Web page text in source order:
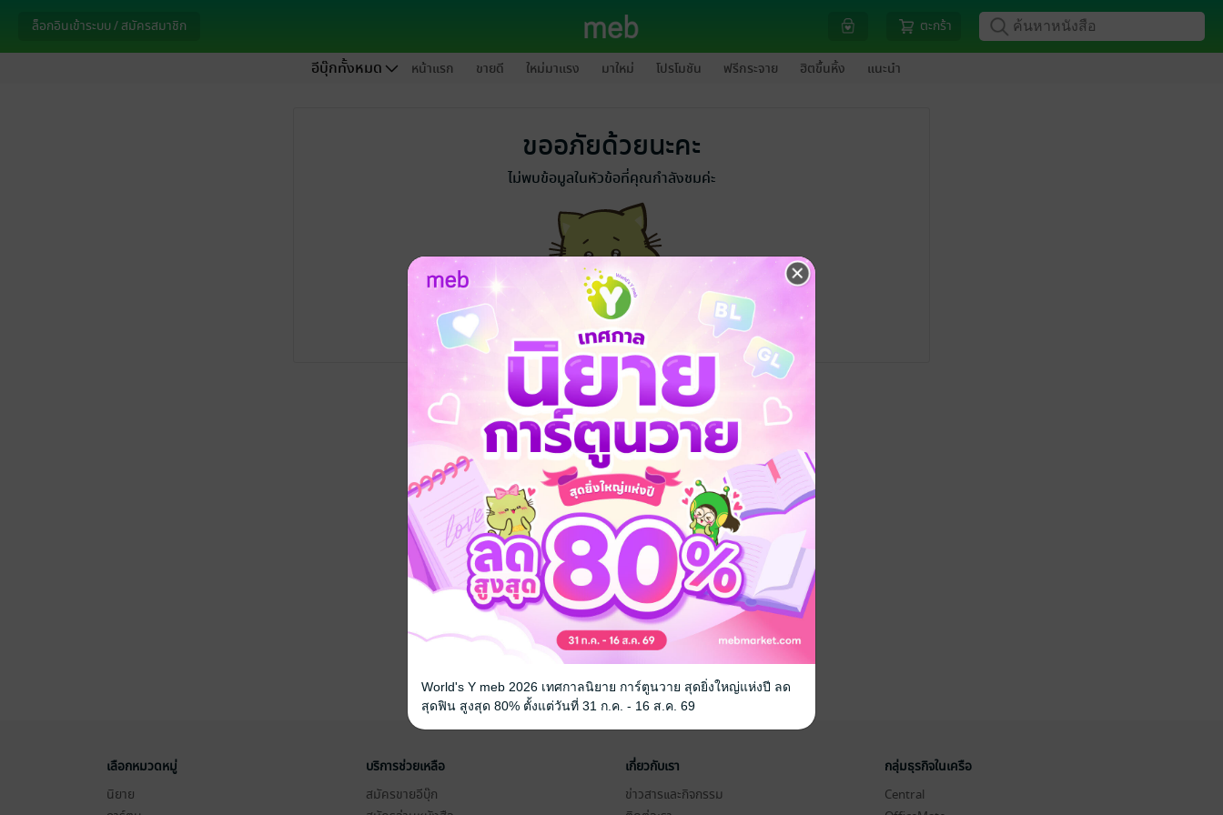
ล็อกอินเข้าระบบ / สมัครสมาชิก ตะกร้า
อีบุ๊กทั้งหมด หน้าแรก ขายดี ใหม่มาแรง มาใหม่ โปรโมชัน ฟรีกระจาย ฮิตขึ้นหิ้ง แนะนำ
ขออภัยด้วยนะคะ
ไม่พบข้อมูลในหัวข้อที่คุณกำลังชมค่ะ
เลือกหมวดหมู่
นิยาย
บริการช่วยเหลือ
สมัครขายอีบุ๊ก
เกี่ยวกับเรา
ข่าวสารและกิจกรรม
กลุ่มธุรกิจในเครือ
Central
World's Y meb 2026 เทศกาลนิยาย การ์ตูนวาย สุดยิ่งใหญ่แห่งปี ลด
สุดฟิน สูงสุด 80% ตั้งแต่วันที่ 31 ก.ค. - 16 ส.ค. 69